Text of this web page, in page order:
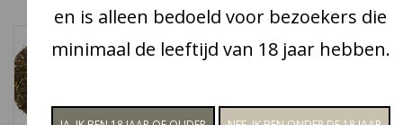
en is alleen bedoeld voor bezoekers die
minimaal de leeftijd van 18 jaar hebben.